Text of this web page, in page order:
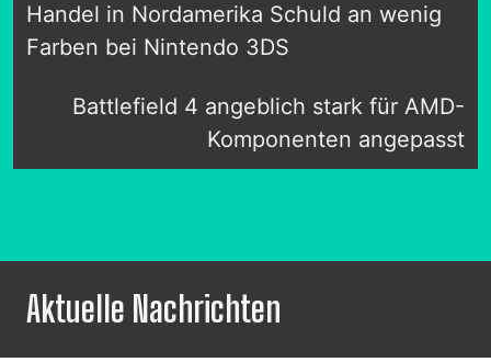
Handel in Nordamerika Schuld an wenig
Farben bei Nintendo 3DS
Battlefield 4 angeblich stark für AMD-
Komponenten angepasst
Aktuelle Nachrichten